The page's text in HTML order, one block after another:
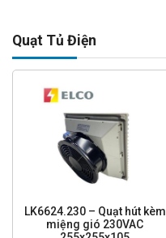
Quạt Tủ Điện
LK6624.230 – Quạt hút kèm
miệng gió 230VAC